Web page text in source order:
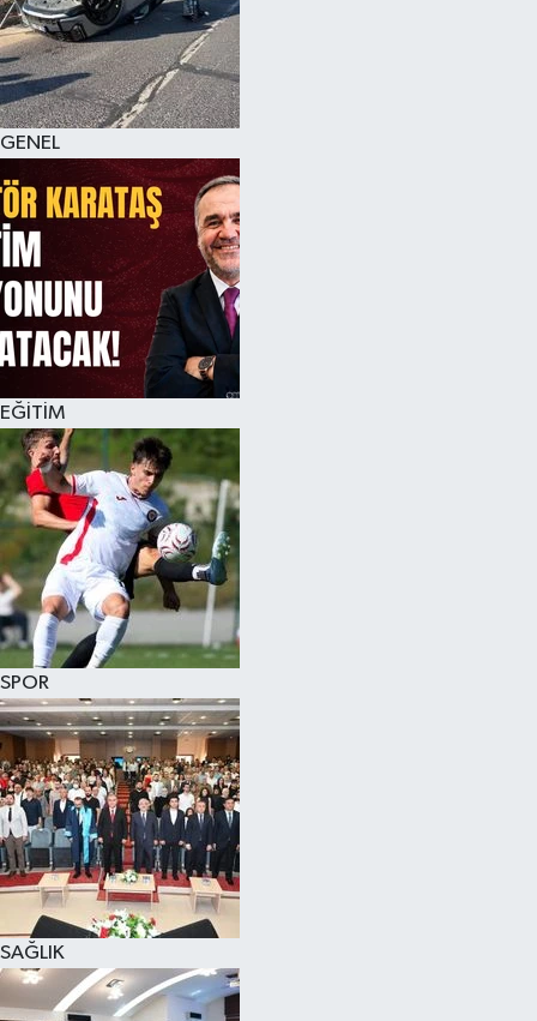
GENEL
EĞİTİM
SPOR
SAĞLIK
KÜLTÜR SANAT
MAGAZİN
SAĞLIK
SİYASET
SPOR
TEKNOLOJİ
VİZYONDAKİLER
YAŞAM